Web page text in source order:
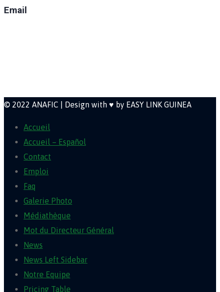
Email
© 2022 ANAFIC | Design with ♥ by EASY LINK GUINEA
Accueil
Accueil – Español
Contact
Emploi
Faq
Galerie Photo
Médiathèque
Mot du Directeur Général
News
News Left Sidebar
Notre Equipe
Pricing Table